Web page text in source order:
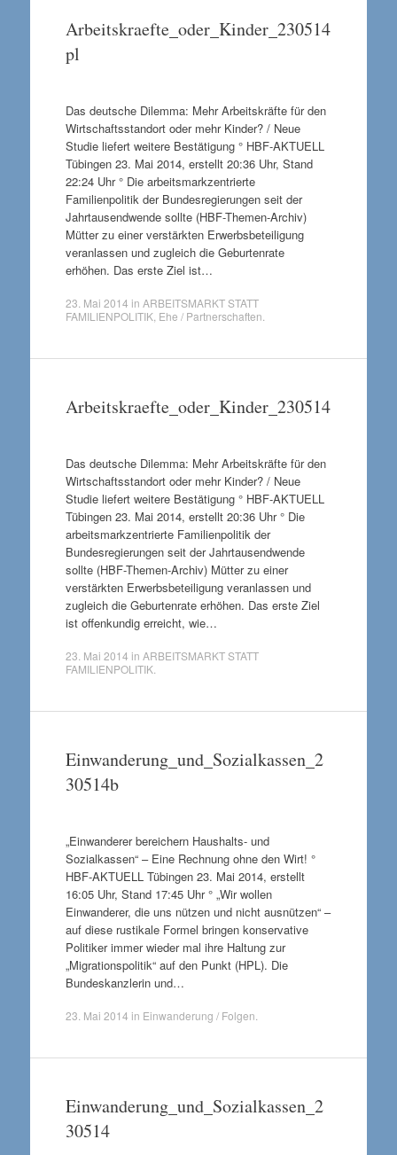
Arbeitskraefte_oder_Kinder_230514
pl
Das deutsche Dilemma: Mehr Arbeitskräfte für den
Wirtschaftsstandort oder mehr Kinder? / Neue
Studie liefert weitere Bestätigung ° HBF-AKTUELL
Tübingen 23. Mai 2014, erstellt 20:36 Uhr, Stand
22:24 Uhr ° Die arbeitsmarkzentrierte
Familienpolitik der Bundesregierungen seit der
Jahrtausendwende sollte (HBF-Themen-Archiv)
Mütter zu einer verstärkten Erwerbsbeteiligung
veranlassen und zugleich die Geburtenrate
erhöhen. Das erste Ziel ist…
23. Mai 2014 in ARBEITSMARKT STATT
FAMILIENPOLITIK, Ehe / Partnerschaften
Arbeitskraefte_oder_Kinder_230514
Das deutsche Dilemma: Mehr Arbeitskräfte für den
Wirtschaftsstandort oder mehr Kinder? / Neue
Studie liefert weitere Bestätigung ° HBF-AKTUELL
Tübingen 23. Mai 2014, erstellt 20:36 Uhr ° Die
arbeitsmarkzentrierte Familienpolitik der
Bundesregierungen seit der Jahrtausendwende
sollte (HBF-Themen-Archiv) Mütter zu einer
verstärkten Erwerbsbeteiligung veranlassen und
zugleich die Geburtenrate erhöhen. Das erste Ziel
ist offenkundig erreicht, wie…
23. Mai 2014 in ARBEITSMARKT STATT
FAMILIENPOLITIK.
Einwanderung_und_Sozialkassen_2
30514b
„Einwanderer bereichern Haushalts- und
Sozialkassen“ – Eine Rechnung ohne den Wirt! °
HBF-AKTUELL Tübingen 23. Mai 2014, erstellt
16:05 Uhr, Stand 17:45 Uhr ° „Wir wollen
Einwanderer, die uns nützen und nicht ausnützen“ –
auf diese rustikale Formel bringen konservative
Politiker immer wieder mal ihre Haltung zur
„Migrationspolitik“ auf den Punkt (HPL). Die
Bundeskanzlerin und…
23. Mai 2014 in Einwanderung / Folgen
Einwanderung_und_Sozialkassen_2
30514